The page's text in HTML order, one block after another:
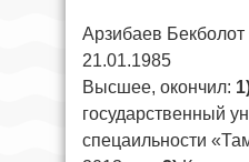
Арзибаев
21.01.1985
Высшее, окончил:
государственный
спецаильности